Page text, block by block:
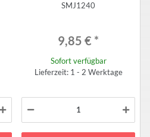
SMJ1240
9,85 € *
Sofort verfügbar
Lieferzeit: 1 - 2 Werktage